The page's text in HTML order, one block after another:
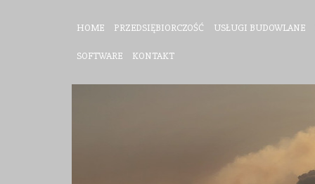
HOME PRZEDSIĘBIORCZOŚĆ USŁUGI BUDOWLANE
SOFTWARE KONTAKT